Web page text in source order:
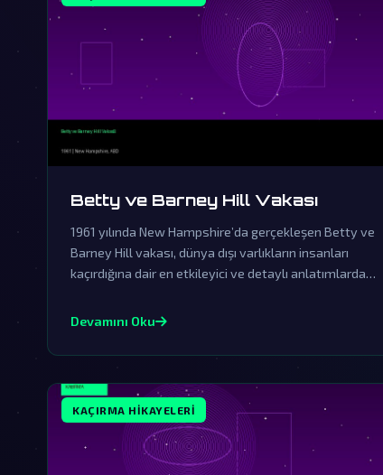
Betty ve Barney Hill Vakası
1961 yılında New Hampshire’da gerçekleşen Betty ve
Barney Hill vakası, dünya dışı varlıkların insanları
kaçırdığına dair en etkileyici ve detaylı anlatımlardan
durarak, bu olayın ardındaki gerçekler gizemini
Devamını Oku
KAÇIRMA HIKAYELERI